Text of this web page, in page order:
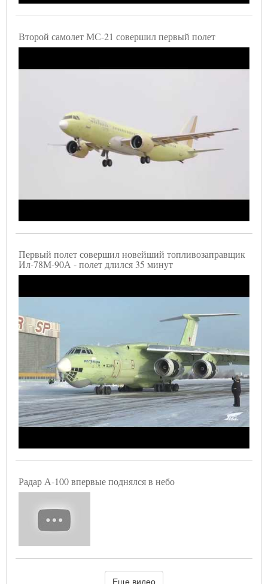
Второй самолет МС-21 совершил первый полет
Первый полет совершил новейший топливозаправщик
Ил-78М-90А - полет длился 35 минут
Радар А-100 впервые поднялся в небо
Еще видео